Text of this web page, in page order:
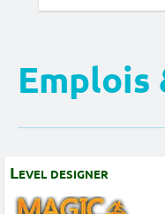
Emplois
Level designer